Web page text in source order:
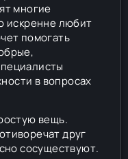
многие
искренне любит
помогать
в вопросах
вещь.
друг
сосуществуют.